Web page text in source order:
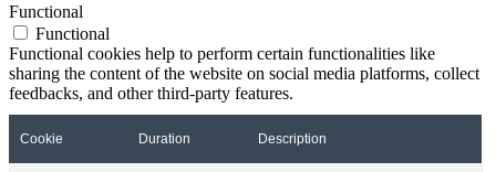
Functional
Functional
Functional cookies help to perform certain functionalities like
sharing the content of the website on social media platforms, collect
feedbacks, and other third-party features.
Cookie Duration Description